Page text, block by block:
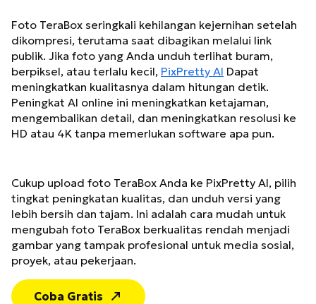
Foto TeraBox seringkali kehilangan kejernihan setelah
dikompresi, terutama saat dibagikan melalui link
publik. Jika foto yang Anda unduh terlihat buram,
berpiksel, atau terlalu kecil, PixPretty AI Dapat
meningkatkan kualitasnya dalam hitungan detik.
Peningkat AI online ini meningkatkan ketajaman,
mengembalikan detail, dan meningkatkan resolusi ke
HD atau 4K tanpa memerlukan software apa pun.
Cukup upload foto TeraBox Anda ke PixPretty AI, pilih
tingkat peningkatan kualitas, dan unduh versi yang
lebih bersih dan tajam. Ini adalah cara mudah untuk
mengubah foto TeraBox berkualitas rendah menjadi
gambar yang tampak profesional untuk media sosial,
proyek, atau pekerjaan.
Coba Gratis